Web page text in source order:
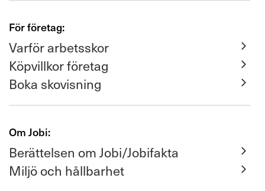
För företag:
Varför arbetsskor
Köpvillkor företag
Boka skovisning
Om Jobi:
Berättelsen om Jobi/Jobifakta
Miljö och hållbarhet